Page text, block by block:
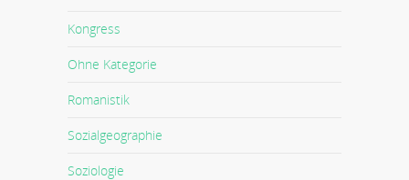
Kongress
Ohne Kategorie
Romanistik
Sozialgeographie
Soziologie